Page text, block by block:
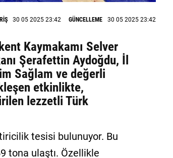
30 05 2025 23:42 GÜNCELLEME 30 05 2025 23:42
Kaymakamı Selver
Şerafettin Aydoğdu, İl
Sağlam ve değerli
etkinlikte,
lezzetli Türk
tesisi bulunuyor. Bu
tona ulaştı. Özellikle